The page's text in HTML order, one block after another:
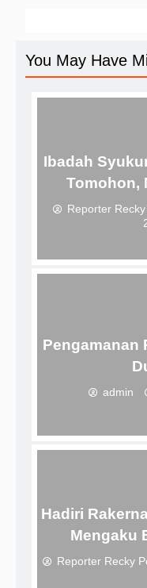
You May Have
Ibadah
Tomohon,
Reporter
Pengamanan
admin
Hadiri
Mengaku
Reporter Recky